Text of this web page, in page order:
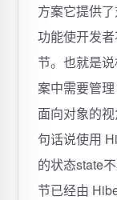
方案它提供
功能使开发
节。也就是
案中需要管
面向对象的
句话说使用
的状态state
节已经由